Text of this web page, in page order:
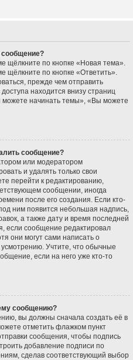
сообщение?
щёлкните по кнопке «Новая тема».
щёлкните по кнопке «Ответить».
прежде чем отправить
находится внизу страниц
начинать темы», «Вы можете
сообщение?
или модератором
и удалять только свои
перейти к редактированию,
сообщении, иногда
после его создания. Если кто-
ним появится небольшая надпись,
а также дату и время последней
если сообщение редактировал
они могут сами написать о
Учтите, что обычные
если на него уже кто-то
сообщению?
вы должны сначала создать её в
отметить флажком пункт
сообщения, чтобы подпись
добавление подписи по
сделав соответствующий выбор